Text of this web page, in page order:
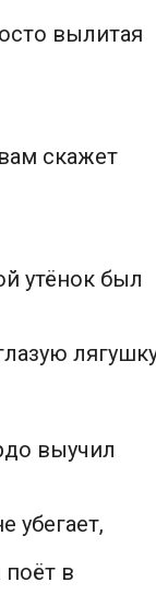
вылитая
скажет
утёнок был
выучил
убегает,
в